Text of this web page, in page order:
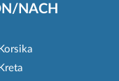
NACH
Korsika
Kreta